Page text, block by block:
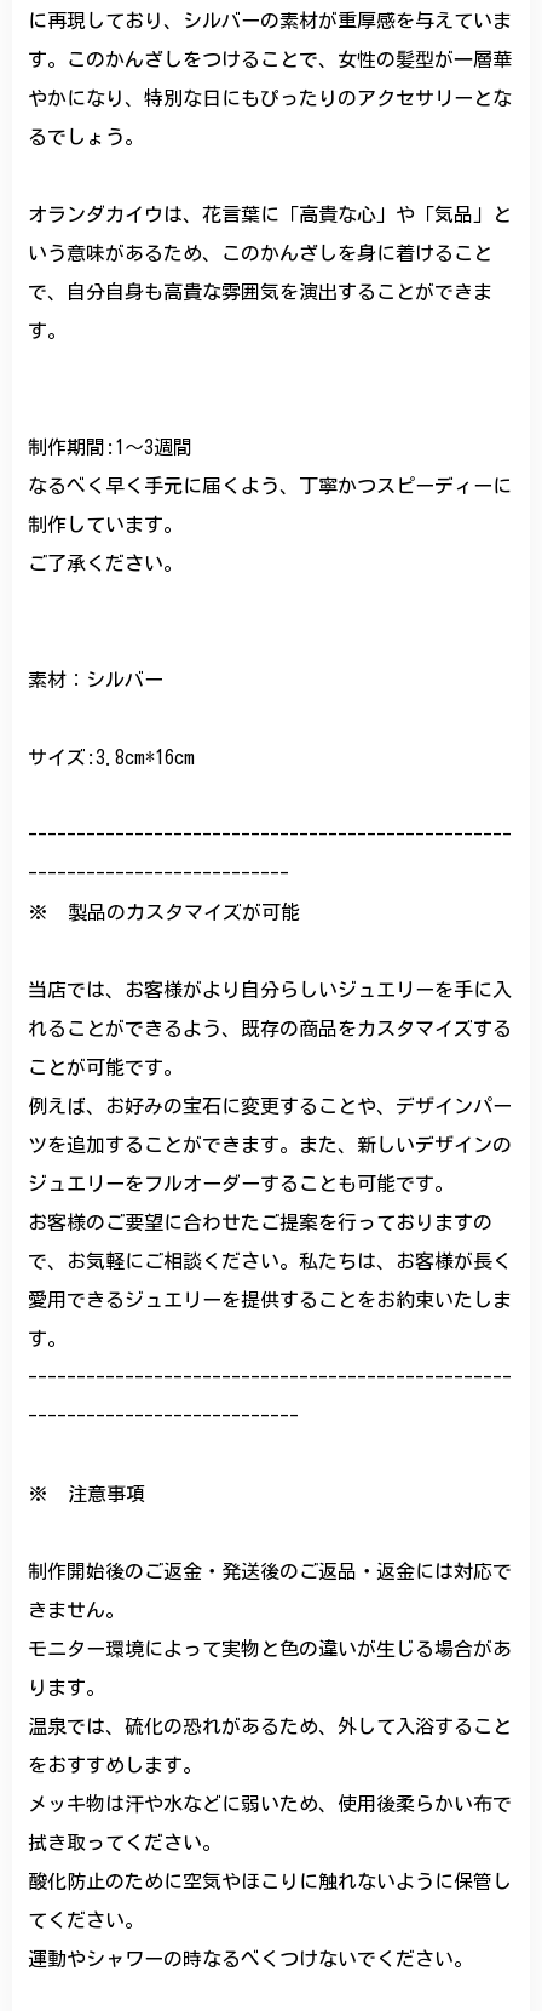
に再現しており、シルバーの素材が重厚感を与えていま
す。このかんざしをつけることで、女性の髪型が一層華
やかになり、特別な日にもぴったりのアクセサリーとな
るでしょう。
オランダカイウは、花言葉に「高貴な心」や「気品」と
いう意味があるため、このかんざしを身に着けること
で、自分自身も高貴な雰囲気を演出することができま
す。
制作期間:1〜3週間
なるべく早く手元に届くよう、丁寧かつスピーディーに
制作しています。
ご了承ください。
素材：シルバー
サイズ:3.8cm*16cm
--------------------------------------------------
---------------------------
※ 製品のカスタマイズが可能
当店では、お客様がより自分らしいジュエリーを手に入
れることができるよう、既存の商品をカスタマイズする
ことが可能です。
例えば、お好みの宝石に変更することや、デザインパー
ツを追加することができます。また、新しいデザインの
ジュエリーをフルオーダーすることも可能です。
お客様のご要望に合わせたご提案を行っておりますの
で、お気軽にご相談ください。私たちは、お客様が長く
愛用できるジュエリーを提供することをお約束いたしま
す。
--------------------------------------------------
----------------------------
※ 注意事項
制作開始後のご返金・発送後のご返品・返金には対応で
きません。
モニター環境によって実物と色の違いが生じる場合があ
ります。
温泉では、硫化の恐れがあるため、外して入浴すること
をおすすめします。
メッキ物は汗や水などに弱いため、使用後柔らかい布で
拭き取ってください。
酸化防止のために空気やほこりに触れないように保管し
てください。
運動やシャワーの時なるべくつけないでください。